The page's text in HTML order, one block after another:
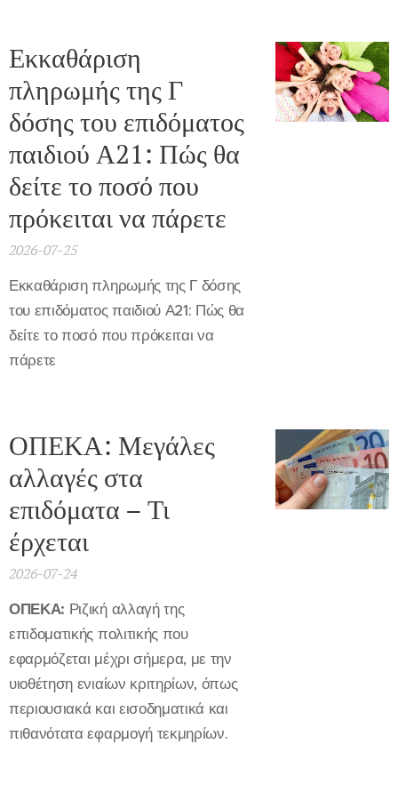
Εκκαθάριση
πληρωμής της Γ
δόσης του επιδόματος
παιδιού Α21: Πώς θα
δείτε το ποσό που
πρόκειται να πάρετε
2026-07-25
Εκκαθάριση πληρωμής της Γ δόσης
του επιδόματος παιδιού Α21: Πώς θα
δείτε το ποσό που πρόκειται να
πάρετε
ΟΠΕΚΑ: Μεγάλες
αλλαγές στα
επιδόματα – Τι
έρχεται
2026-07-24
ΟΠΕΚΑ: Ριζική αλλαγή της
επιδοματικής πολιτικής που
εφαρμόζεται μέχρι σήμερα, με την
υιοθέτηση ενιαίων κριτηρίων, όπως
περιουσιακά και εισοδηματικά και
πιθανότατα εφαρμογή τεκμηρίων.